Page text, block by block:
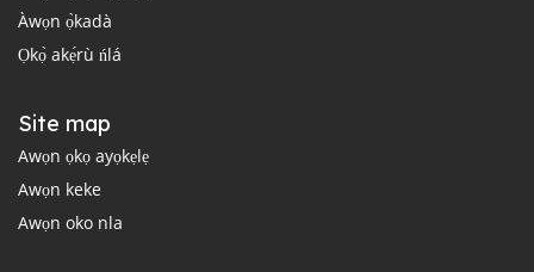
Àwọn ọ̀kadà
Ọkọ̀ akẹ́rù ńlá
Site map
Awọn ọkọ ayọkẹlẹ
Awọn keke
Awọn oko nla